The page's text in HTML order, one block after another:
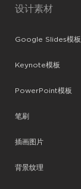
设计素材
Google Slides模板
Keynote模板
PowerPoint模板
笔刷
插画图片
背景纹理